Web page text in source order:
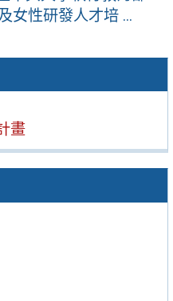
畫
女性研發人才培 ...